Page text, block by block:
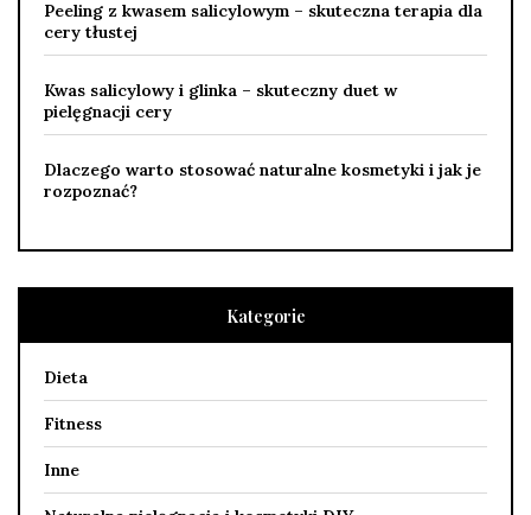
Peeling z kwasem salicylowym – skuteczna terapia dla
cery tłustej
Kwas salicylowy i glinka – skuteczny duet w
pielęgnacji cery
Dlaczego warto stosować naturalne kosmetyki i jak je
rozpoznać?
Kategorie
Dieta
Fitness
Inne